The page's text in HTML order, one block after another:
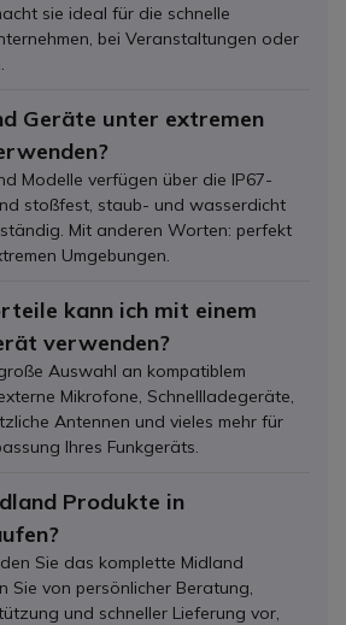
sie ideal für die schnelle
bei Veranstaltungen oder
Geräte unter extremen
Modelle verfügen über die IP67-
stoßfest, staub- und wasserdicht
Mit anderen Worten: perfekt
Umgebungen.
kann ich mit einem
verwenden?
Auswahl an kompatiblem
Mikrofone, Schnellladegeräte,
Antennen und vieles mehr für
Ihres Funkgeräts.
Produkte in
Sie das komplette Midland
Sie von persönlicher Beratung,
und schneller Lieferung vor,